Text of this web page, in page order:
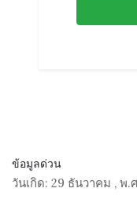
ข้อมูลด่วน
วันเกิด: 29 ธันวาคม , พ.